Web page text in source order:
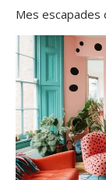
Mes escapades